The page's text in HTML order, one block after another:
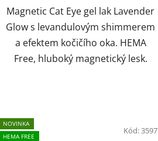
Magnetic Cat Eye gel lak Lavender
Glow s levandulovým shimmerem
a efektem kočičího oka. HEMA
Free, hluboký magnetický lesk.
NOVINKA
HEMA FREE
Kód:3597